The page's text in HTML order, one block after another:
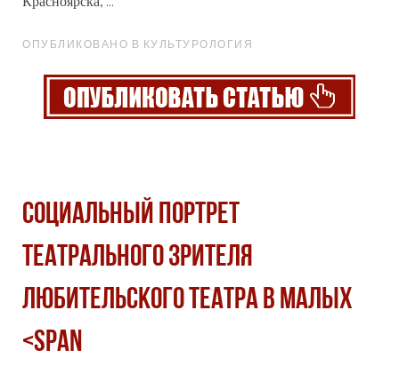
ОПУБЛИКОВАНО В КУЛЬТУРОЛОГИЯ
СОЦИАЛЬНЫЙ ПОРТРЕТ
ТЕАТРАЛЬНОГО ЗРИТЕЛЯ
ЛЮБИТЕЛЬСКОГО ТЕАТРА В МАЛЫХ
<span